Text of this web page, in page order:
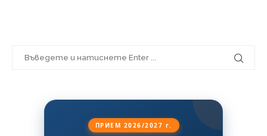
ПРИЕМ 2026/2027 г.